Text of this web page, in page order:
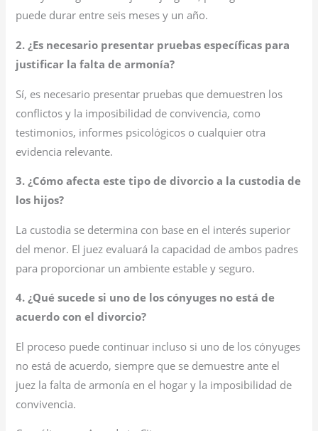
puede durar entre seis meses y un año.
2. ¿Es necesario presentar pruebas específicas para
justificar la falta de armonía?
Sí, es necesario presentar pruebas que demuestren los
conflictos y la imposibilidad de convivencia, como
testimonios, informes psicológicos o cualquier otra
evidencia relevante.
3. ¿Cómo afecta este tipo de divorcio a la custodia de
los hijos?
La custodia se determina con base en el interés superior
del menor. El juez evaluará la capacidad de ambos padres
para proporcionar un ambiente estable y seguro.
4. ¿Qué sucede si uno de los cónyuges no está de
acuerdo con el divorcio?
El proceso puede continuar incluso si uno de los cónyuges
no está de acuerdo, siempre que se demuestre ante el
juez la falta de armonía en el hogar y la imposibilidad de
convivencia.